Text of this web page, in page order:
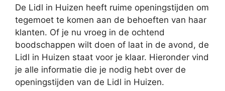
De Lidl in Huizen heeft ruime openingstijden om
tegemoet te komen aan de behoeften van haar
klanten. Of je nu vroeg in de ochtend
boodschappen wilt doen of laat in de avond, de
Lidl in Huizen staat voor je klaar. Hieronder vind
je alle informatie die je nodig hebt over de
openingstijden van de Lidl in Huizen.